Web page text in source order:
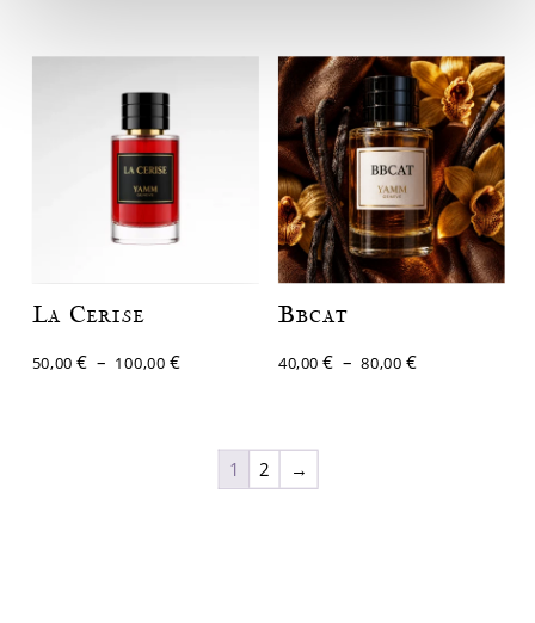
à
80,00 €
40,00 €
à
80,00 €
La Cerise
50,00€ – 100,00 €Plage
50,00 €
Bbcat
40,00€ – 80,00 €Plage
1 2 →